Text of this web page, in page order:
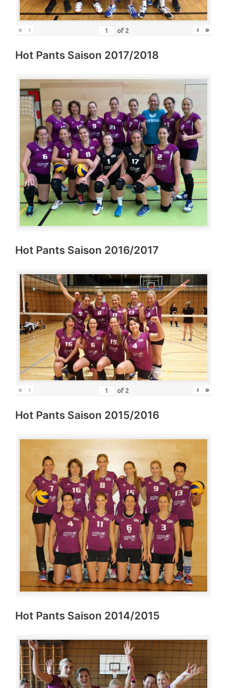
« ‹ of 2 › »
Hot Pants Saison 2017/2018
Hot Pants Saison 2016/2017
« ‹ of 2 › »
Hot Pants Saison 2015/2016
Hot Pants Saison 2014/2015